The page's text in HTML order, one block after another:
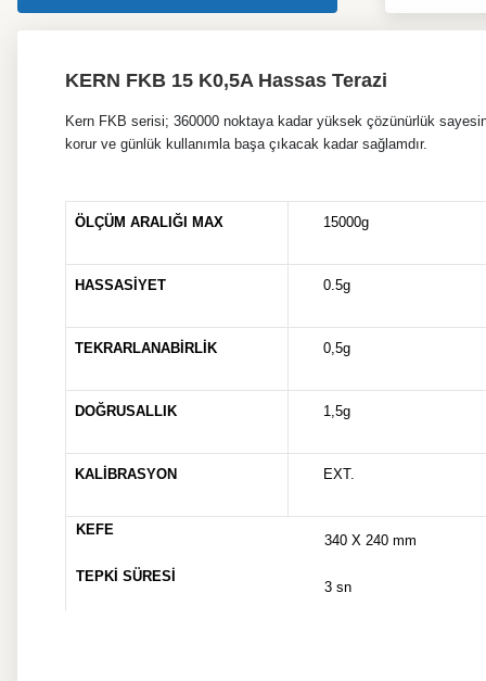
KERN FKB 15 K0,5A Hassas Terazi
Kern FKB serisi; 360000 noktaya kadar yüksek çözünürlük
korur ve günlük kullanımla başa çıkacak kadar sağlamdır.
ÖLÇÜM ARALIĞI MAX 15000g
HASSASİYET 0.5g
TEKRARLANABİRLİK 0,5g
DOĞRUSALLIK 1,5g
KALİBRASYON EXT.
KEFE
340 X 240 mm
TEPKİ SÜRESİ
3 sn